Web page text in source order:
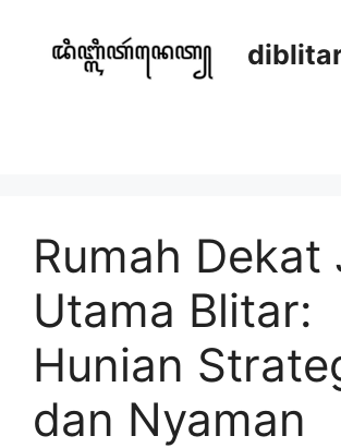
content
Rumah Dekat
Utama Blitar:
Hunian
dan Nyaman